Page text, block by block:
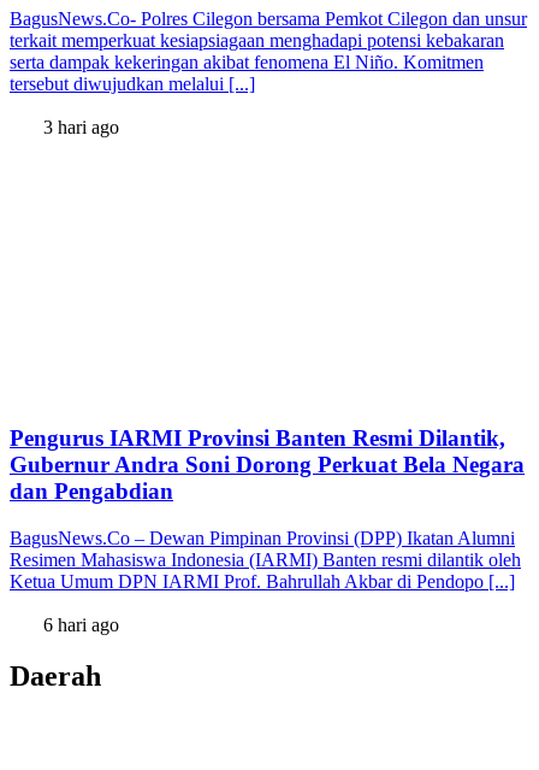
BagusNews.Co- Polres Cilegon bersama Pemkot Cilegon dan unsur
terkait memperkuat kesiapsiagaan menghadapi potensi kebakaran
serta dampak kekeringan akibat fenomena El Niño. Komitmen
tersebut diwujudkan melalui [...]
3 hari ago
Pengurus IARMI Provinsi Banten Resmi Dilantik,
Gubernur Andra Soni Dorong Perkuat Bela Negara
dan Pengabdian
BagusNews.Co – Dewan Pimpinan Provinsi (DPP) Ikatan Alumni
Resimen Mahasiswa Indonesia (IARMI) Banten resmi dilantik oleh
Ketua Umum DPN IARMI Prof. Bahrullah Akbar di Pendopo [...]
6 hari ago
Daerah